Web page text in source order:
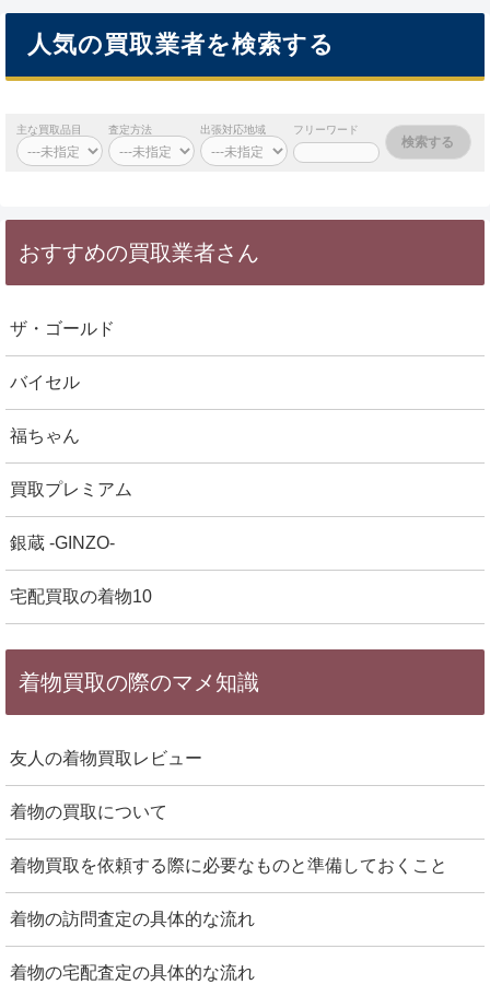
人気の買取業者を検索する
主な買取品目 査定方法 出張対応地域 フリーワード
おすすめの買取業者さん
ザ・ゴールド
バイセル
福ちゃん
買取プレミアム
銀蔵 -GINZO-
宅配買取の着物10
着物買取の際のマメ知識
友人の着物買取レビュー
着物の買取について
着物買取を依頼する際に必要なものと準備しておくこと
着物の訪問査定の具体的な流れ
着物の宅配査定の具体的な流れ